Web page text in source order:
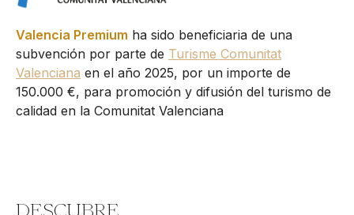
Valencia Premium ha sido beneficiaria de una
subvención por parte de Turisme Comunitat
Valenciana en el año 2025, por un importe de
150.000 €, para promoción y difusión del turismo de
calidad en la Comunitat Valenciana
DESCUBRE